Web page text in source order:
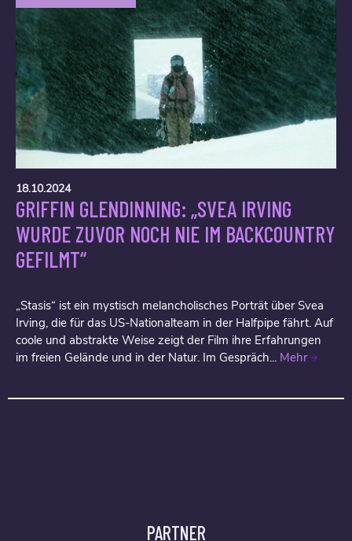
18.10.2024
GRIFFIN GLENDINNING: „SVEA IRVING
WURDE ZUVOR NOCH NIE IM BACKCOUNTRY
GEFILMT“
„Stasis“ ist ein mystisch melancholisches Porträt über Svea
Irving, die für das US-Nationalteam in der Halfpipe fährt. Auf
coole und abstrakte Weise zeigt der Film ihre Erfahrungen
im freien Gelände und in der Natur. Im Gespräch... Mehr
PARTNER